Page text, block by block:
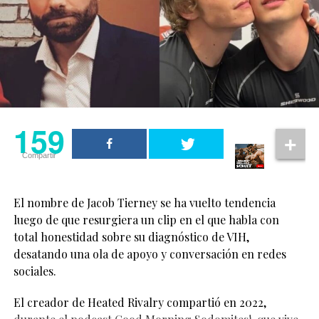
El caso también vuelve a poner atención sobre la
necesidad de fortalecer los mecanismos de búsqueda,
protección y acceso a la justicia para todas las personas,
incluidas las parejas y familias LGBT+, que merecen vivir
con seguridad y dignidad.
159
Compartir
mucho de que ambos
podíamos interpretar
estos personajes
aparentemente
heterosexuales siendo
dos personas queer, y
aun así contar una
cercanía”, comentó.
“Hay algo realmente
especial en eso”, añadió
la actriz.
159
Compartir
El nombre de Jacob Tierney se ha vuelto tendencia
luego de que resurgiera un clip en el que habla con
total honestidad sobre su diagnóstico de VIH,
desatando una ola de apoyo y conversación en redes
sociales.
El creador de Heated Rivalry compartió en 2022,